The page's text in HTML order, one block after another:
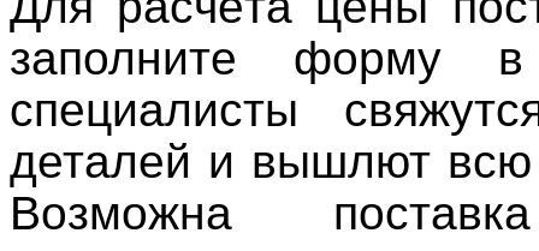
заполните форму
специалисты
деталей и вышлют
Возможна